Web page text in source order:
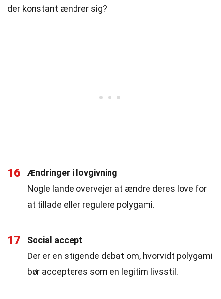
der konstant ændrer sig?
16
Ændringer i lovgivning
Nogle lande overvejer at ændre deres love for
at tillade eller regulere polygami.
17
Social accept
Der er en stigende debat om, hvorvidt polygami
bør accepteres som en legitim livsstil.